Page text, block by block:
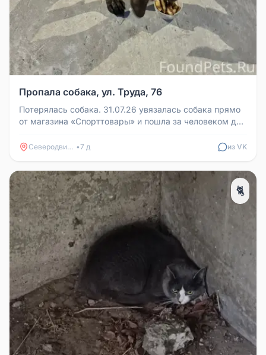
Пропала собака, ул. Труда, 76
Потерялась собака. 31.07.26 увязалась собака прямо
от магазина «Спорттовары» и пошла за человеком до
Северодвинск •7 д из VK
🐈